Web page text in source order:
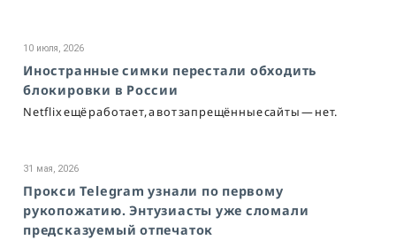
10 июля, 2026
Иностранные симки перестали обходить
блокировки в России
Netflix ещё работает, а вот запрещённые сайты — нет.
31 мая, 2026
Прокси Telegram узнали по первому
рукопожатию. Энтузиасты уже сломали
предсказуемый отпечаток